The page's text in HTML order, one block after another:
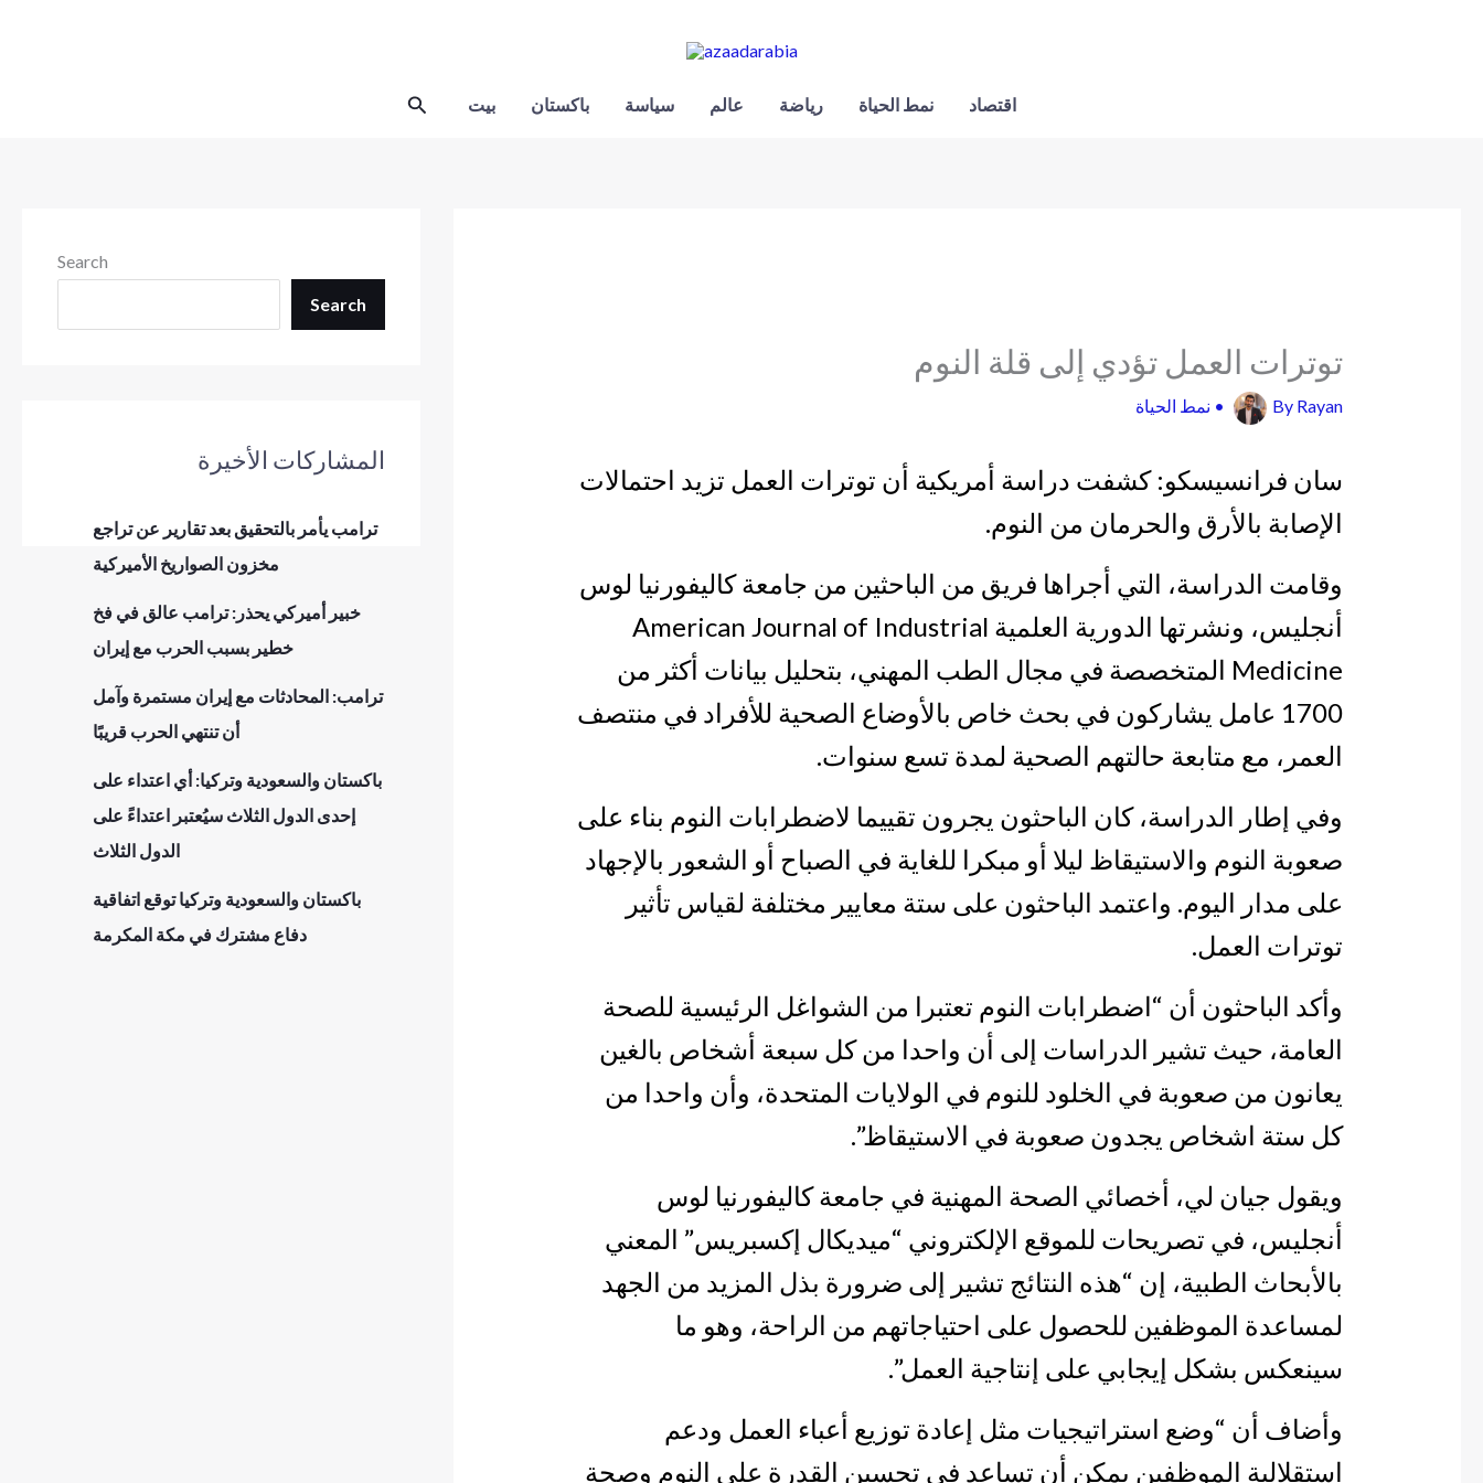
Search بيت باكستان سياسة عالم رياضة نمط الحياة اقتصاد
Search
Search
المشاركات الأخيرة
ترامب يأمر بالتحقيق بعد تقارير عن تراجع
مخزون الصواريخ الأميركية
خبير أميركي يحذر: ترامب عالق في فخ
خطير بسبب الحرب مع إيران
ترامب: المحادثات مع إيران مستمرة وآمل
أن تنتهي الحرب قريبًا
باكستان والسعودية وتركيا: أي اعتداء على
إحدى الدول الثلاث سيُعتبر اعتداءً على
الدول الثلاث
باكستان والسعودية وتركيا توقع اتفاقية
دفاع مشترك في مكة المكرمة
توترات العمل تؤدي إلى قلة النوم
نمط الحياة • By Rayan
سان فرانسيسكو: كشفت دراسة أمريكية أن توترات العمل تزيد احتمالات
الإصابة بالأرق والحرمان من النوم.
وقامت الدراسة، التي أجراها فريق من الباحثين من جامعة كاليفورنيا لوس
أنجليس، ونشرتها الدورية العلمية American Journal of Industrial
Medicine المتخصصة في مجال الطب المهني، بتحليل بيانات أكثر من
1700 عامل يشاركون في بحث خاص بالأوضاع الصحية للأفراد في منتصف
العمر، مع متابعة حالتهم الصحية لمدة تسع سنوات.
وفي إطار الدراسة، كان الباحثون يجرون تقييما لاضطرابات النوم بناء على
صعوبة النوم والاستيقاظ ليلا أو مبكرا للغاية في الصباح أو الشعور بالإجهاد
على مدار اليوم. واعتمد الباحثون على ستة معايير مختلفة لقياس تأثير
توترات العمل.
وأكد الباحثون أن “اضطرابات النوم تعتبرا من الشواغل الرئيسية للصحة
العامة، حيث تشير الدراسات إلى أن واحدا من كل سبعة أشخاص بالغين
يعانون من صعوبة في الخلود للنوم في الولايات المتحدة، وأن واحدا من
كل ستة اشخاص يجدون صعوبة في الاستيقاظ”.
ويقول جيان لي، أخصائي الصحة المهنية في جامعة كاليفورنيا لوس
أنجليس، في تصريحات للموقع الإلكتروني “ميديكال إكسبريس” المعني
بالأبحاث الطبية، إن “هذه النتائج تشير إلى ضرورة بذل المزيد من الجهد
لمساعدة الموظفين للحصول على احتياجاتهم من الراحة، وهو ما
سينعكس بشكل إيجابي على إنتاجية العمل”.
وأضاف أن “وضع استراتيجيات مثل إعادة توزيع أعباء العمل ودعم
استقلالية الموظفين يمكن أن تساعد في تحسين القدرة على النوم وصحة